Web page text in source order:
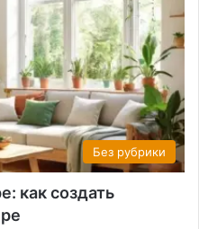
Без рубрики
как создать